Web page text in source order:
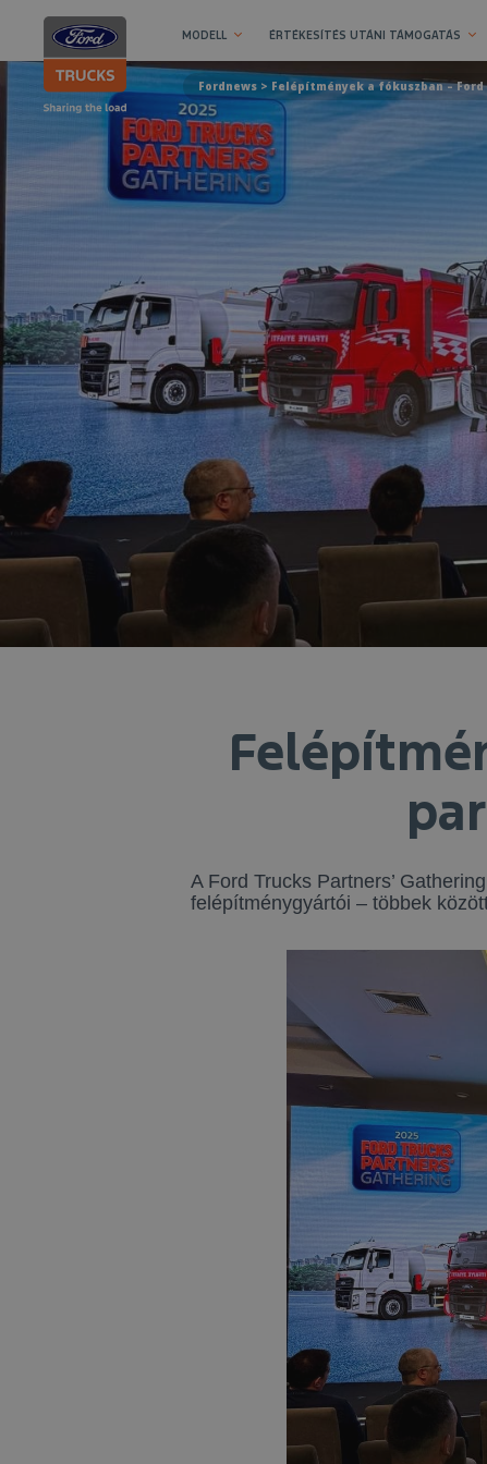
MODELL ÉRTÉKESÍTÉS UTÁNI TÁMOGATÁS
Fordnews> Felépítmények a fókuszban –
A Ford Trucks Partners’
felépítménygyártói – többek